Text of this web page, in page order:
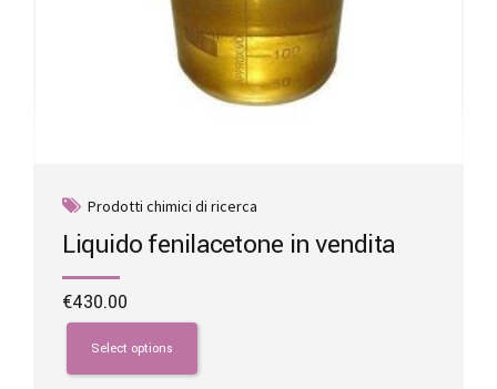
Prodotti chimici di ricerca
Liquido fenilacetone in vendita
€430.00
Select options
This
product
has